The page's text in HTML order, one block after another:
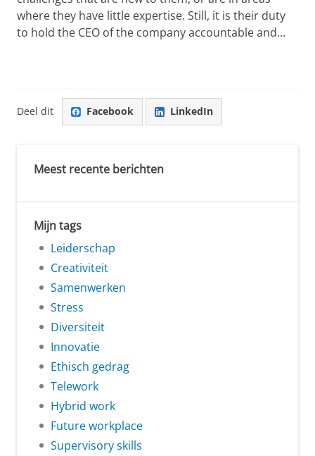
where they have little expertise. Still, it is their duty
to hold the CEO of the company accountable and...
Deel dit Facebook LinkedIn
Meest recente berichten
Mijn tags
Leiderschap
Creativiteit
Samenwerken
Stress
Diversiteit
Innovatie
Ethisch gedrag
Telework
Hybrid work
Future workplace
Supervisory skills